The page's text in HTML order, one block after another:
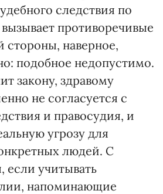
следствия по
противоречивые
стороны, наверное,
подобное недопустимо.
закону, здравому
не согласуется с
и правосудия, и
угрозу для
людей. С
если учитывать
напоминающие